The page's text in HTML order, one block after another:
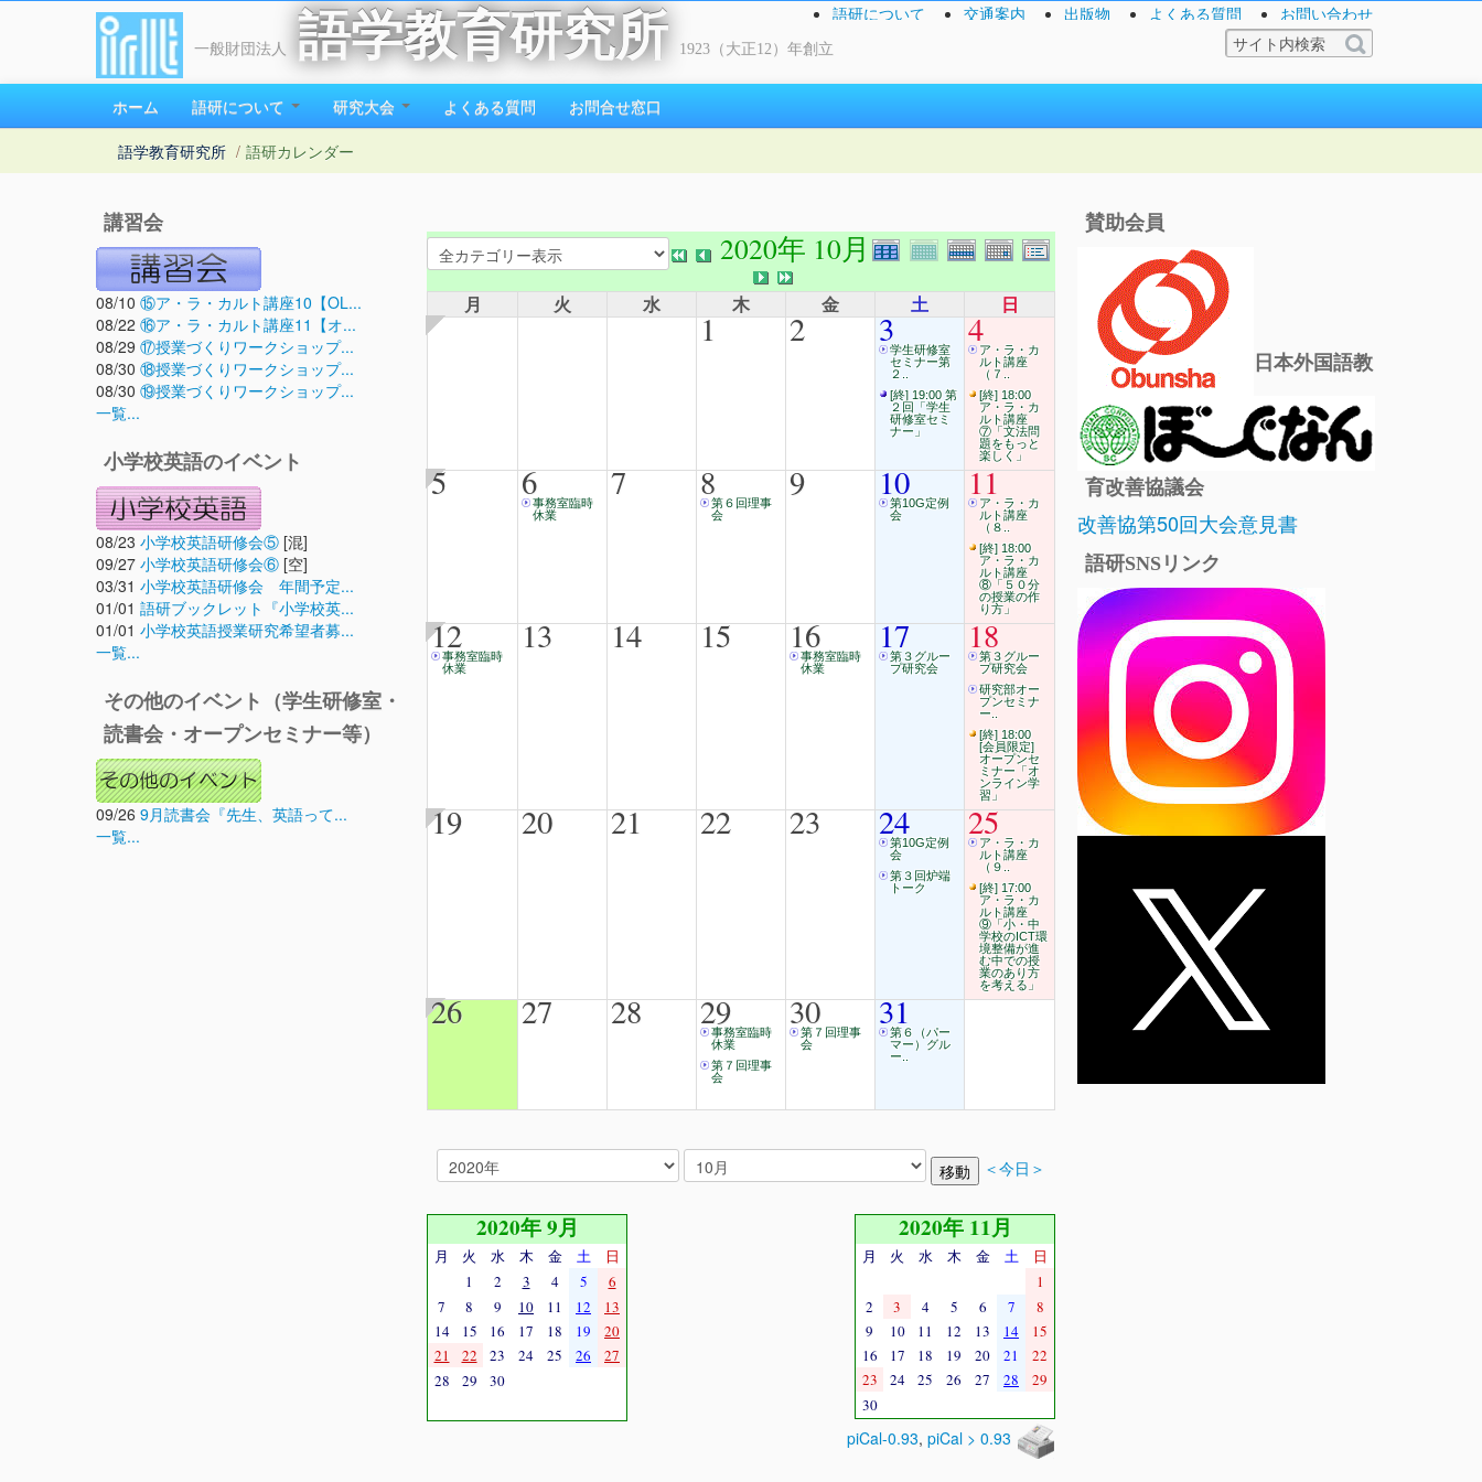
一般財団法人 語学教育研究所 1923（大正12）年創立
語研について 交通案内 出版物 よくある質問 お問い合わせ
ホーム 語研について 研究大会 よくある質問 お問合せ窓口
語学教育研究所 / 語研カレンダー
講習会
08/10 ⑮ア・ラ・カルト講座10【OL...
08/22 ⑯ア・ラ・カルト講座11【オ...
08/29 ⑰授業づくりワークショップ...
08/30 ⑱授業づくりワークショップ...
08/30 ⑲授業づくりワークショップ...
一覧...
小学校英語のイベント
08/23 小学校英語研修会⑤ [混]
09/27 小学校英語研修会⑥ [空]
03/31 小学校英語研修会 年間予定...
01/01 語研ブックレット『小学校英...
01/01 小学校英語授業研究希望者募...
一覧...
その他のイベント（学生研修室・
読書会・オープンセミナー等）
09/26 9月読書会『先生、英語って...
一覧...
2020年 10月
月 火 水 木 金 土 日
1 2 3学生研修室
セミナー第
２..
[終] 19:00 第
２回「学生
研修室セミ
ナー」
4ア・ラ・カ
ルト講座
（７..
[終] 18:00
ア・ラ・カ
ルト講座
⑦「文法問
題をもっと
楽しく」
5 6事務室臨時
休業
7 8第６回理事
会
9 10
第10G定例
会
11
ア・ラ・カ
ルト講座
（８..
[終] 18:00
ア・ラ・カ
ルト講座
⑧「５０分
の授業の作
り方」
12
事務室臨時
休業
13 14 15 16
事務室臨時
休業
17
第３グルー
プ研究会
18
第３グルー
プ研究会
研究部オー
プンセミナ
ー..
[終] 18:00
[会員限定]
オープンセ
ミナー「オ
ンライン学
習」
19 20 21 22 23 24
第10G定例
会
第３回炉端
トーク
25
ア・ラ・カ
ルト講座
（９..
[終] 17:00
ア・ラ・カ
ルト講座
⑨「小・中
学校のICT環
境整備が進
む中での授
業のあり方
を考える」
26 27 28 29
事務室臨時
休業
第７回理事
会
30
第７回理事
会
31
第６（パー
マー）グル
ー..
＜今日＞
2020年 9月
月 火 水 木 金 土
日
1
2 3 4 5
6
7
8 9 10 11 12
13
14
15 16 17 18 19
20
21
22 23 24 25 26
27
28
29 30
2020年 11月
月 火 水 木 金 土
日
1
2
3 4 5 6 7
8
9
10 11 12 13 14
15
16
17 18 19 20 21
22
23
24 25 26 27 28
29
30
piCal-0.93, piCal > 0.93
賛助会員
日本外国語教
育改善協議会
改善協第50回大会意見書
語研SNSリンク